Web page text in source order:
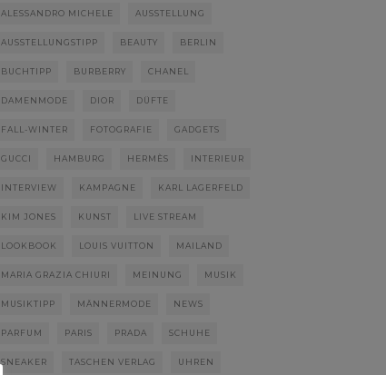
ALESSANDRO MICHELE AUSSTELLUNG
AUSSTELLUNGSTIPP BEAUTY BERLIN
BUCHTIPP BURBERRY CHANEL
DAMENMODE DIOR DÜFTE
FALL-WINTER FOTOGRAFIE GADGETS
GUCCI HAMBURG HERMÈS INTERIEUR
INTERVIEW KAMPAGNE KARL LAGERFELD
KIM JONES KUNST LIVE STREAM
LOOKBOOK LOUIS VUITTON MAILAND
MARIA GRAZIA CHIURI MEINUNG MUSIK
MUSIKTIPP MÄNNERMODE NEWS
PARFUM PARIS PRADA SCHUHE
SNEAKER TASCHEN VERLAG UHREN